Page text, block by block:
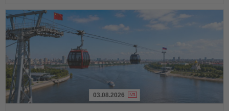
03.08.2026